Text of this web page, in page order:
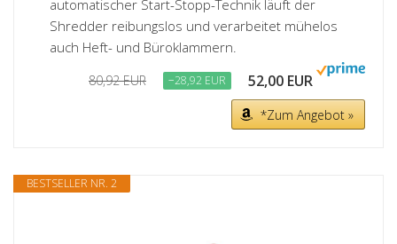
automatischer Start-Stopp-Technik läuft der
Shredder reibungslos und verarbeitet mühelos
auch Heft- und Büroklammern.
80,92 EUR −28,92 EUR 52,00 EUR
*Zum Angebot »
BESTSELLER NR. 2